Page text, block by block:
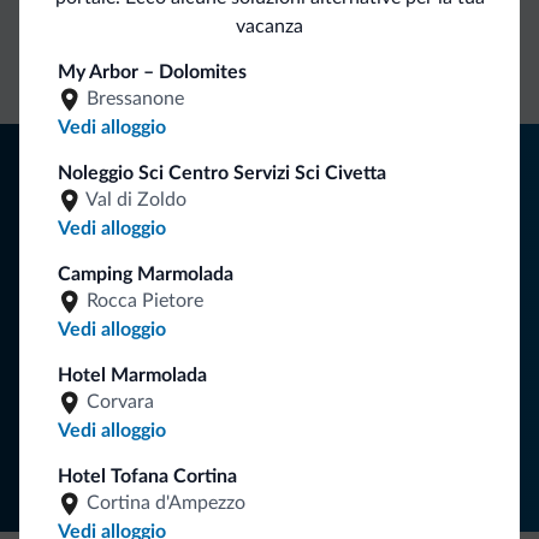
vacanza
My Arbor – Dolomites
Bressanone
Vedi alloggio
Noleggio Sci Centro Servizi Sci Civetta
Val di Zoldo
Vedi alloggio
Camping Marmolada
Rocca Pietore
Vedi alloggio
Hotel Marmolada
Corvara
Vedi alloggio
Hotel Tofana Cortina
Cortina d'Ampezzo
Vedi alloggio
diretto
Tariffe
vantaggiose
Consigli dalle Dolomiti
Riceverai informazioni, offerte esclusive e news per la tua
ISCRIVITI ALLA NEWSLETTER